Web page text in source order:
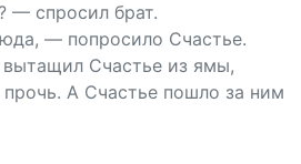
— спросил брат.
— попросило Счастье.
вытащил Счастье из ямы,
А Счастье пошло за ним